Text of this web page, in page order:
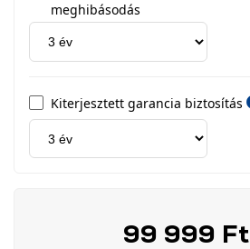
meghibásodás
Kiterjesztett garancia biztosítás
99 999 Ft